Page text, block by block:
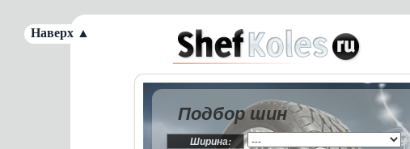
Подбор шин
Ширина:
Наверх ▲